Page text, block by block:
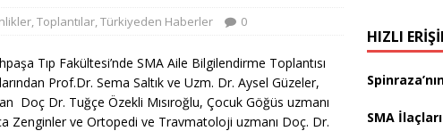
,Toplantılar,Türkiyeden Haberler 0
Tıp Fakültesi’nde SMA Aile Bilgilendirme Toplantısı
Prof.Dr. Sema Saltık ve Uzm. Dr. Aysel Güzeler,
Doç Dr. Tuğçe Özekli Mısıroğlu, Çocuk Göğüs uzmanı
Zenginler ve Ortopedi ve Travmatoloji uzmanı Doç. Dr.
HIZLI
SMA